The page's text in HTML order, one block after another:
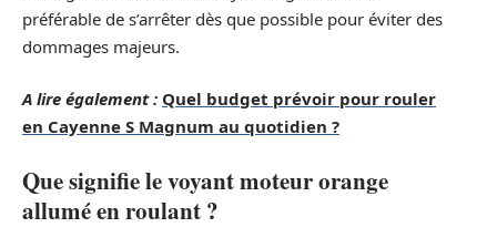
préférable de s’arrêter dès que possible pour éviter des
dommages majeurs.
A lire également : Quel budget prévoir pour rouler
en Cayenne S Magnum au quotidien ?
Que signifie le voyant moteur orange
allumé en roulant ?